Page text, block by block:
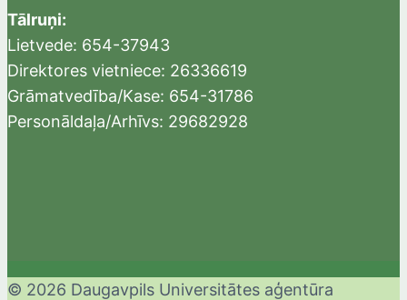
Tālruņi:
Lietvede: 654-37943
Direktores vietniece: 26336619
Grāmatvedība/Kase: 654-31786
Personāldaļa/Arhīvs: 29682928
© 2026 Daugavpils Universitātes aģentūra